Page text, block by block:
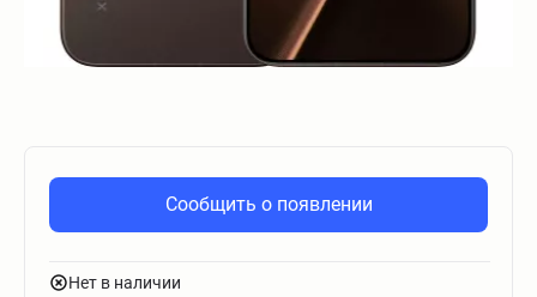
Сообщить о появлении
Нет в наличии